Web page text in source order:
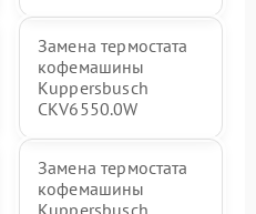
Замена термостата
кофемашины
Kuppersbusch
CKV6550.0W
Замена термостата
кофемашины